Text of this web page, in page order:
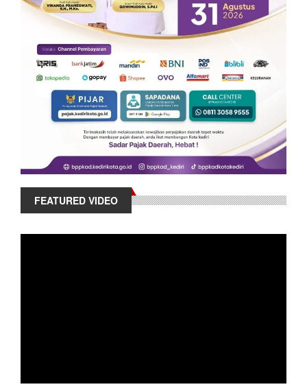
FEATURED VIDEO